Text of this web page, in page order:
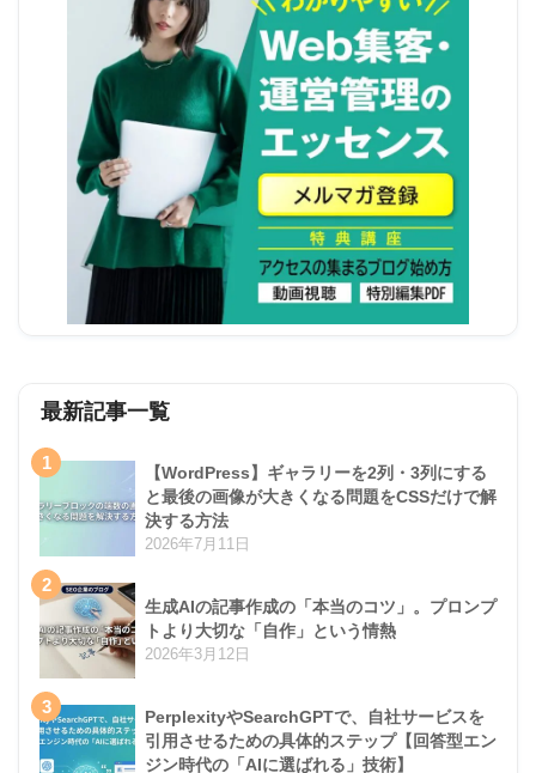
最新記事一覧
1
【WordPress】ギャラリーを2列・3列にする
と最後の画像が大きくなる問題をCSSだけで解
決する方法
2026年7月11日
2
生成AIの記事作成の「本当のコツ」。プロンプ
トより大切な「自作」という情熱
2026年3月12日
3
PerplexityやSearchGPTで、自社サービスを
引用させるための具体的ステップ【回答型エン
ジン時代の「AIに選ばれる」技術】